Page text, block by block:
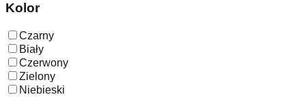
Kolor
Czarny
Biały
Czerwony
Zielony
Niebieski